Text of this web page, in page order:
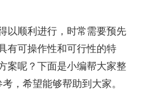
以顺利进行，时常需要预先
有可操作性和可行性的特
案呢？下面是小编帮大家整
，希望能够帮助到大家。